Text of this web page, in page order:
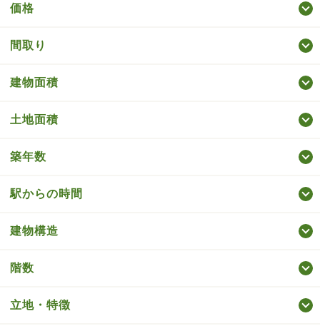
価格
間取り
建物面積
土地面積
築年数
駅からの時間
建物構造
階数
立地・特徴